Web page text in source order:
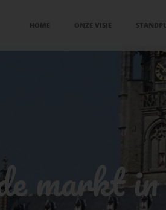
HOME ONZE VISIE
markt